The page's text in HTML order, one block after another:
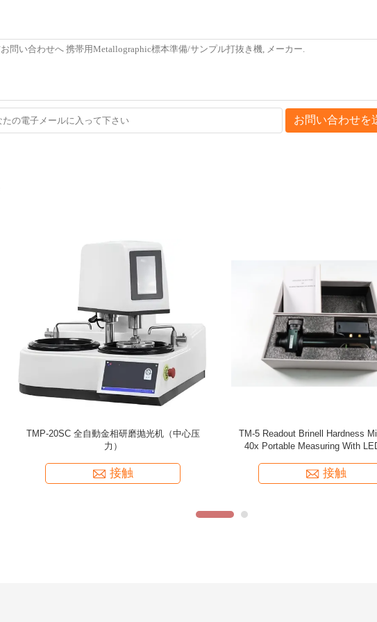
お問い合わせを
Jc-20読み出しのBrinell硬度の顕微鏡40xの携帯
用測定
接触
TMP-10S/TMP-20S (多点圧力&中
自動金属グラフィックの磨き
接触